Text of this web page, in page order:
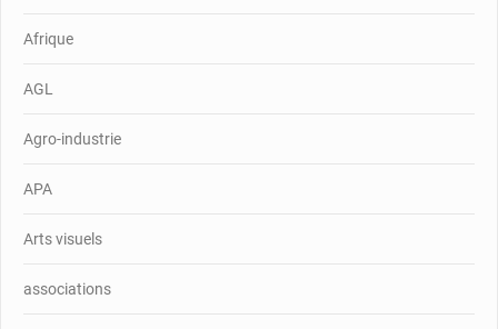
Afrique
AGL
Agro-industrie
APA
Arts visuels
associations